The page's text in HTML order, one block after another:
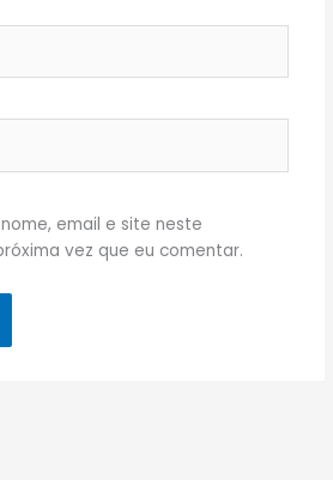
email e site neste
vez que eu comentar.